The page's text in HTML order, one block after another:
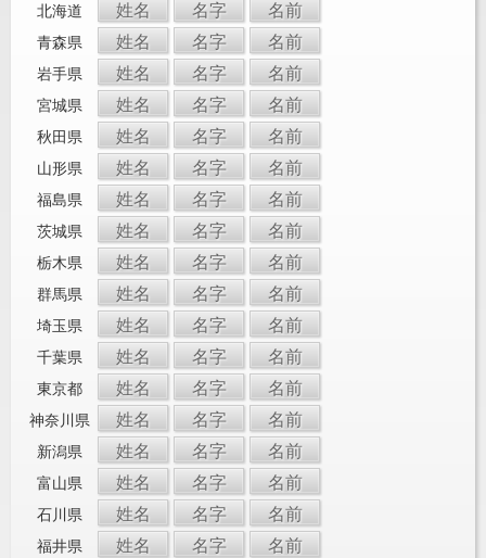
北海道 姓名 名字 名前
青森県 姓名 名字 名前
岩手県 姓名 名字 名前
宮城県 姓名 名字 名前
秋田県 姓名 名字 名前
山形県 姓名 名字 名前
福島県 姓名 名字 名前
茨城県 姓名 名字 名前
栃木県 姓名 名字 名前
群馬県 姓名 名字 名前
埼玉県 姓名 名字 名前
千葉県 姓名 名字 名前
東京都 姓名 名字 名前
神奈川県 姓名 名字 名前
新潟県 姓名 名字 名前
富山県 姓名 名字 名前
石川県 姓名 名字 名前
福井県 姓名 名字 名前